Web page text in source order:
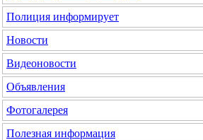
Полиция информирует
Новости
Видеоновости
Объявления
Фотогалерея
Полезная информация